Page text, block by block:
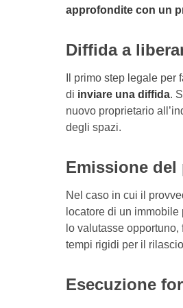
approfondite con un
Diffida a
Il primo step legale
di inviare una diffida.
nuovo proprietario
degli spazi.
Emissione
Nel caso in cui il
locatore di un
lo valutasse opportuno,
tempi rigidi per il
Esecuzione